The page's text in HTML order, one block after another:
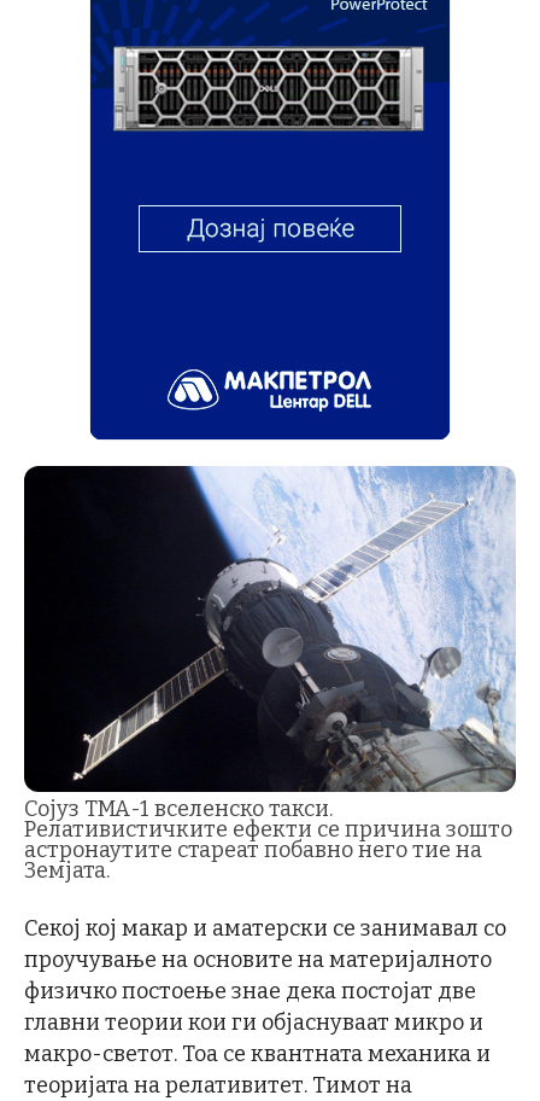
Сојуз ТМА-1 вселенско такси.
Релативистичките ефекти се причина зошто
астронаутите стареат побавно него тие на
Земјата.
Секој кој макар и аматерски се занимавал со
проучување на основите на материјалното
физичко постоење знае дека постојат две
главни теории кои ги објаснуваат микро и
макро-светот. Тоа се квантната механика и
теоријата на релативитет. Тимот на